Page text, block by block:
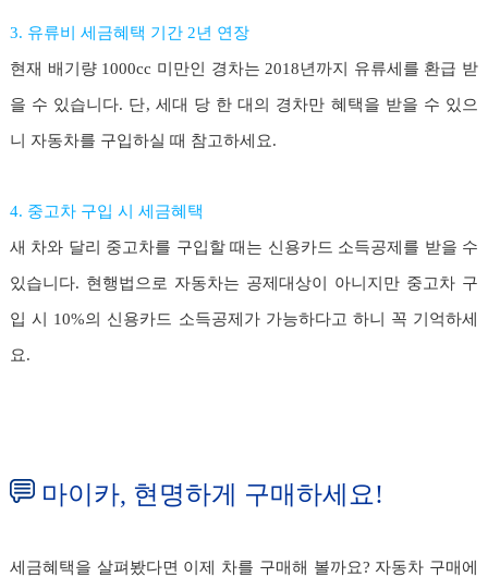
3. 유류비 세금혜택 기간 2년 연장
현재 배기량 1000cc 미만인 경차는 2018년까지 유류세를 환급 받
을 수 있습니다. 단, 세대 당 한 대의 경차만 혜택을 받을 수 있으
니 자동차를 구입하실 때 참고하세요.
4. 중고차 구입 시 세금혜택
새 차와 달리 중고차를 구입할 때는 신용카드 소득공제를 받을 수
있습니다. 현행법으로 자동차는 공제대상이 아니지만 중고차 구
입 시 10%의 신용카드 소득공제가 가능하다고 하니 꼭 기억하세
요.
마이카, 현명하게 구매하세요!
세금혜택을 살펴봤다면 이제 차를 구매해 볼까요? 자동차 구매에